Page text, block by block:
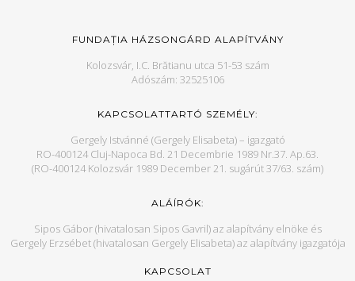
FUNDAȚIA HÁZSONGÁRD ALAPÍTVÁNY
Kolozsvár, I.C. Brătianu utca 51-53 szám
Adószám: 32525106
KAPCSOLATTARTÓ SZEMÉLY:
Gergely Istvánné (Gergely Elisabeta) – igazgató
RO-400124 Cluj-Napoca Bd. 21 Decembrie 1989 Nr.37. Ap.63.
(RO-400124 Kolozsvár 1989 December 21. sugárút 37/63. szám)
ALÁÍRÓK:
Sipos Gábor (hivatalosan Sipos Gavril) az alapítvány elnöke és
Gergely Erzsébet (hivatalosan Gergely Elisabeta) az alapítvány igazgatója
KAPCSOLAT